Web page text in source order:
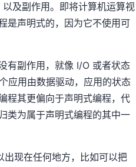
及副作用。即将计算机运算视
是声明式的，因为它不使用可
有副作用，就像 I/O 或者状态
应用由数据驱动，应用的状态
程其更偏向于声明式编程，代
类为属于声明式编程的其中一
出现在任何地方，比如可以把